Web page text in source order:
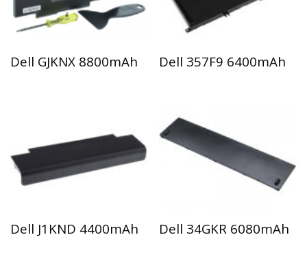
Dell GJKNX 8800mAh Dell 357F9 6400mAh
Dell J1KND 4400mAh Dell 34GKR 6080mAh